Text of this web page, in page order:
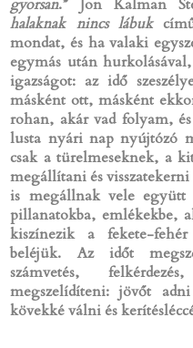
gyorsan.” Jon Kalman
halaknak nincs lábukcímű
mondat, és ha valaki
egymás után
igazságot: az idő
másként ott, másként
rohan, akár vad folyam,
lusta nyári nap nyújtózó
csak a türelmeseknek, a
megállítani és
is megállnak vele együtt
pillanatokba, emlékekbe,
kiszínezik a fekete-
beléjük. Az időt
számvetés,
megszelídíteni: jövőt
kövekké válni és